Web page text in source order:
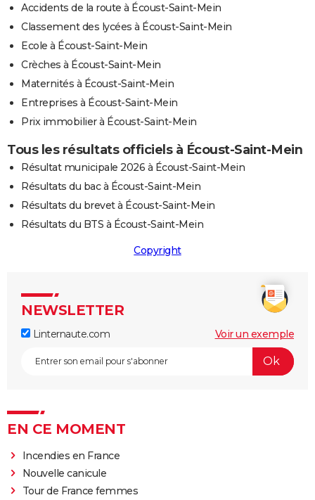
Accidents de la route à Écoust-Saint-Mein
Classement des lycées à Écoust-Saint-Mein
Ecole à Écoust-Saint-Mein
Crèches à Écoust-Saint-Mein
Maternités à Écoust-Saint-Mein
Entreprises à Écoust-Saint-Mein
Prix immobilier à Écoust-Saint-Mein
Tous les résultats officiels à Écoust-Saint-Mein
Résultat municipale 2026 à Écoust-Saint-Mein
Résultats du bac à Écoust-Saint-Mein
Résultats du brevet à Écoust-Saint-Mein
Résultats du BTS à Écoust-Saint-Mein
Copyright
NEWSLETTER
Linternaute.com Voir un exemple
EN CE MOMENT
Incendies en France
Nouvelle canicule
Tour de France femmes